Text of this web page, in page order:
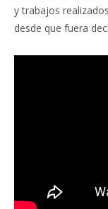
y trabajos
desde que fuera